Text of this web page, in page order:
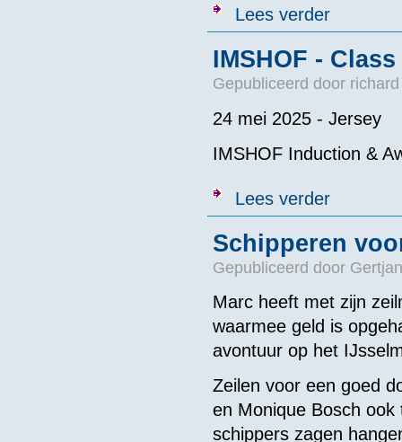
Lees verderover
IMSHOF -
Gepubliceerd door
24 mei 2025 - Jersey
IMSHOF Induction &
Lees verderover IMSHOF
Schipperen
Gepubliceerd door
Marc heeft met zijn
waarmee geld is
avontuur op het
Zeilen voor een goed
en Monique Bosch
schippers zagen